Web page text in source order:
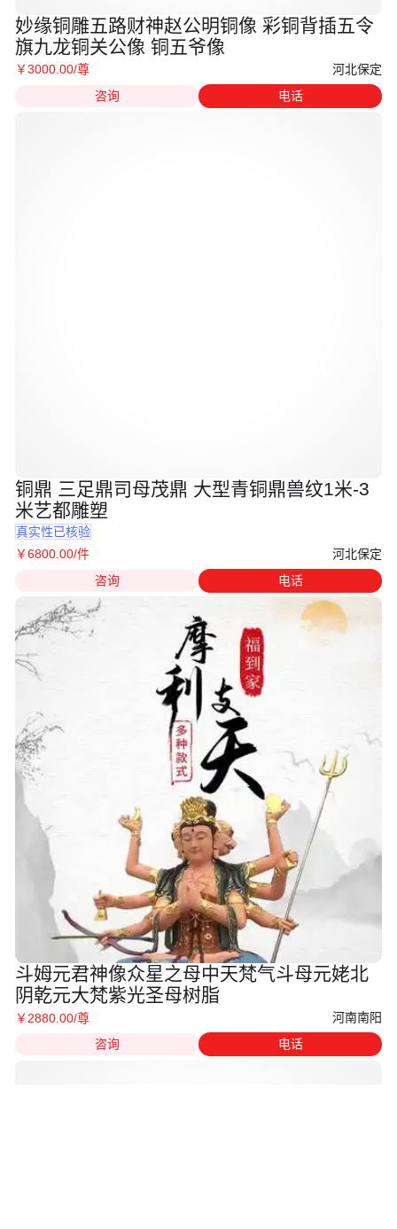
妙缘铜雕五路财神赵公明铜像 彩铜背插五令
旗九龙铜关公像 铜五爷像
￥3000 .00/尊
河北保定
咨询
电话
铜鼎 三足鼎司母茂鼎 大型青铜鼎兽纹1米-3
米艺都雕塑
真实性已核验
￥6800.00/件
河北保定
咨询
电话
斗姆元君神像众星之母中天梵气斗母元姥北
阴乾元大梵紫光圣母树脂
￥ 2880 .00/尊
河南南阳
咨询
电话